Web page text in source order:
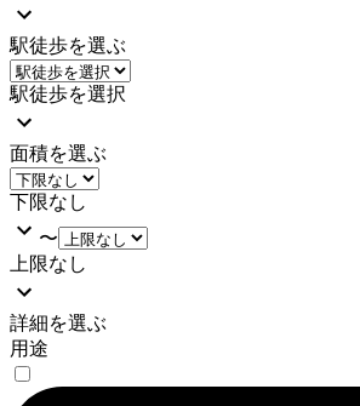
駅徒歩を選ぶ
駅徒歩を選択
面積を選ぶ
下限なし
〜
上限なし
詳細を選ぶ
用途